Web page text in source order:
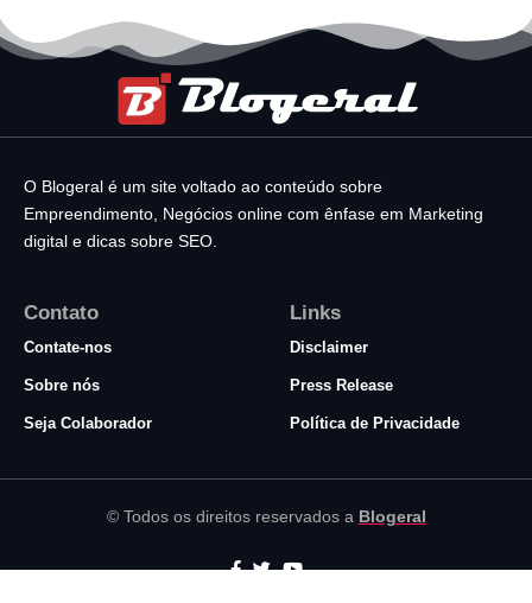
O Blogeral é um site voltado ao conteúdo sobre
Empreendimento, Negócios online com ênfase em Marketing
digital e dicas sobre SEO.
Contato
Contate-nos
Sobre nós
Seja Colaborador
Links
Disclaimer
Press Release
Política de Privacidade
© Todos os direitos reservados a Blogeral